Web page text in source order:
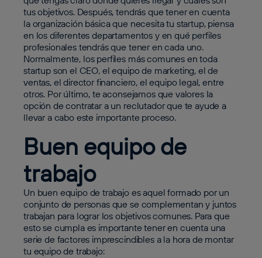
tus objetivos. Después, tendrás que tener en cuenta
la organización básica que necesita tu startup, piensa
en los diferentes departamentos y en qué perfiles
profesionales tendrás que tener en cada uno.
Normalmente, los perfiles más comunes en toda
startup son el CEO, el equipo de marketing, el de
ventas, el director financiero, el equipo legal, entre
otros. Por último, te aconsejamos que valores la
opción de contratar a un reclutador que te ayude a
llevar a cabo este importante proceso.
Buen equipo de
trabajo
Un buen equipo de trabajo es aquel formado por un
conjunto de personas que se complementan y juntos
trabajan para lograr los objetivos comunes. Para que
esto se cumpla es importante tener en cuenta una
serie de factores imprescindibles a la hora de montar
tu equipo de trabajo: